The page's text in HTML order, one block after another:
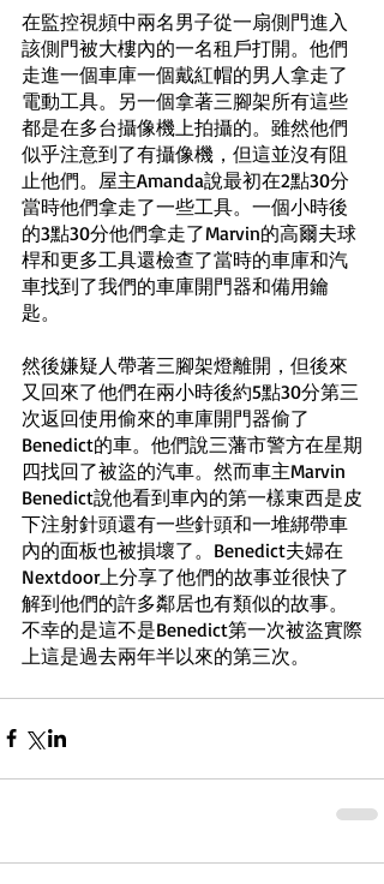
在監控視頻中兩名男子從一扇側門進入
該側門被大樓內的一名租戶打開。他們
走進一個車庫一個戴紅帽的男人拿走了
電動工具。另一個拿著三腳架所有這些
都是在多台攝像機上拍攝的。雖然他們
似乎注意到了有攝像機，但這並沒有阻
止他們。屋主Amanda說最初在2點30分
當時他們拿走了一些工具。一個小時後
的3點30分他們拿走了Marvin的高爾夫球
桿和更多工具還檢查了當時的車庫和汽
車找到了我們的車庫開門器和備用鑰
匙。
然後嫌疑人帶著三腳架燈離開，但後來
又回來了他們在兩小時後約5點30分第三
次返回使用偷來的車庫開門器偷了
Benedict的車。他們說三藩市警方在星期
四找回了被盜的汽車。然而車主Marvin
Benedict說他看到車內的第一樣東西是皮
下注射針頭還有一些針頭和一堆綁帶車
內的面板也被損壞了。Benedict夫婦在
Nextdoor上分享了他們的故事並很快了
解到他們的許多鄰居也有類似的故事。
不幸的是這不是Benedict第一次被盜實際
上這是過去兩年半以來的第三次。